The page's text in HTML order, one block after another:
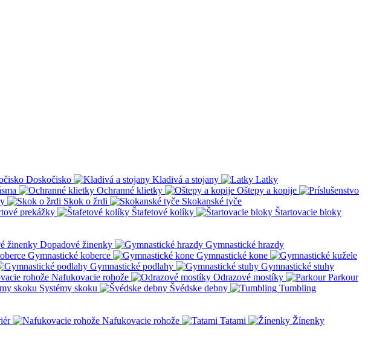
Doskočisko Kladivá a stojany
Latky
Ochranné klietky
Oštepy a kopije
Skok o žrdi
Skokanské tyče
prekážky Štafetové kolíky
Štartovacie bloky
Dopadové žinenky
Gymnastické hrazdy
Gymnastické koberce
Gymnastické kone
Gymnastické podlahy
Gymnastické stuhy
Nafukovacie rohože Odrazové mostíky
Parkour
Systémy skoku Švédske debny
Tumbling
Nafukovacie rohože Tatami
Žínenky